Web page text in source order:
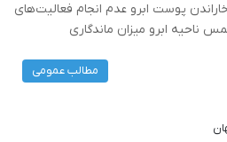
پوست ابرو عدم انجام فعالیت‌های
ابرو میزان ماندگاری
مطالب عمومی